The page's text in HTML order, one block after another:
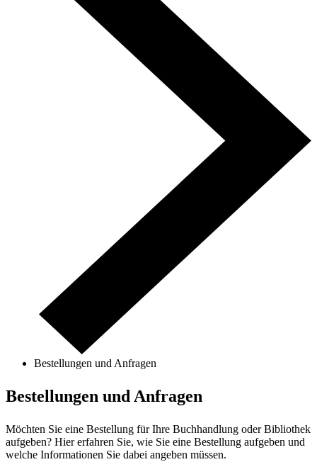
Bestellungen und Anfragen
Bestellungen und Anfragen
Möchten Sie eine Bestellung für Ihre Buchhandlung oder Bibliothek
aufgeben? Hier erfahren Sie, wie Sie eine Bestellung aufgeben und
welche Informationen Sie dabei angeben müssen.